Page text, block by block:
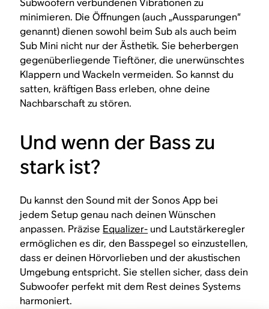
Subwoofern verbundenen Vibrationen zu
minimieren. Die Öffnungen (auch „Aussparungen“
genannt) dienen sowohl beim Sub als auch beim
Sub Mini nicht nur der Ästhetik. Sie beherbergen
gegenüberliegende Tieftöner, die unerwünschtes
Klappern und Wackeln vermeiden. So kannst du
satten, kräftigen Bass erleben, ohne deine
Nachbarschaft zu stören.
Und wenn der Bass zu
starkist?
Du kannst den Sound mit der Sonos App bei
jedem Setup genau nach deinen Wünschen
anpassen. Präzise Equalizer- und Lautstärkeregler
ermöglichen es dir, den Basspegel so einzustellen,
dass er deinen Hörvorlieben und der akustischen
Umgebung entspricht. Sie stellen sicher, dass dein
Subwoofer perfekt mit dem Rest deines Systems
harmoniert.